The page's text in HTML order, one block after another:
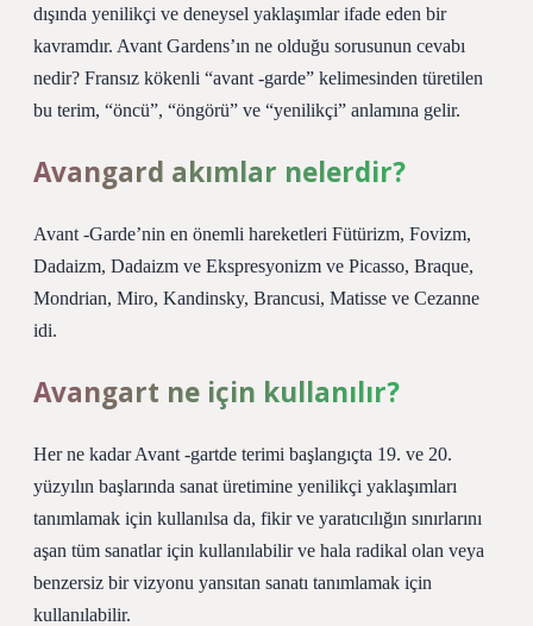
dışında yenilikçi ve deneysel yaklaşımlar ifade eden bir
kavramdır. Avant Gardens’ın ne olduğu sorusunun cevabı
nedir? Fransız kökenli “avant -garde” kelimesinden türetilen
bu terim, “öncü”, “öngörü” ve “yenilikçi” anlamına gelir.
Avangard akımlar nelerdir?
Avant -Garde’nin en önemli hareketleri Fütürizm, Fovizm,
Dadaizm, Dadaizm ve Ekspresyonizm ve Picasso, Braque,
Mondrian, Miro, Kandinsky, Brancusi, Matisse ve Cezanne
idi.
Avangart ne için kullanılır?
Her ne kadar Avant -gartde terimi başlangıçta 19. ve 20.
yüzyılın başlarında sanat üretimine yenilikçi yaklaşımları
tanımlamak için kullanılsa da, fikir ve yaratıcılığın sınırlarını
aşan tüm sanatlar için kullanılabilir ve hala radikal olan veya
benzersiz bir vizyonu yansıtan sanatı tanımlamak için
kullanılabilir.